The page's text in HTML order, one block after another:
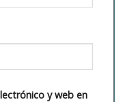
y web en